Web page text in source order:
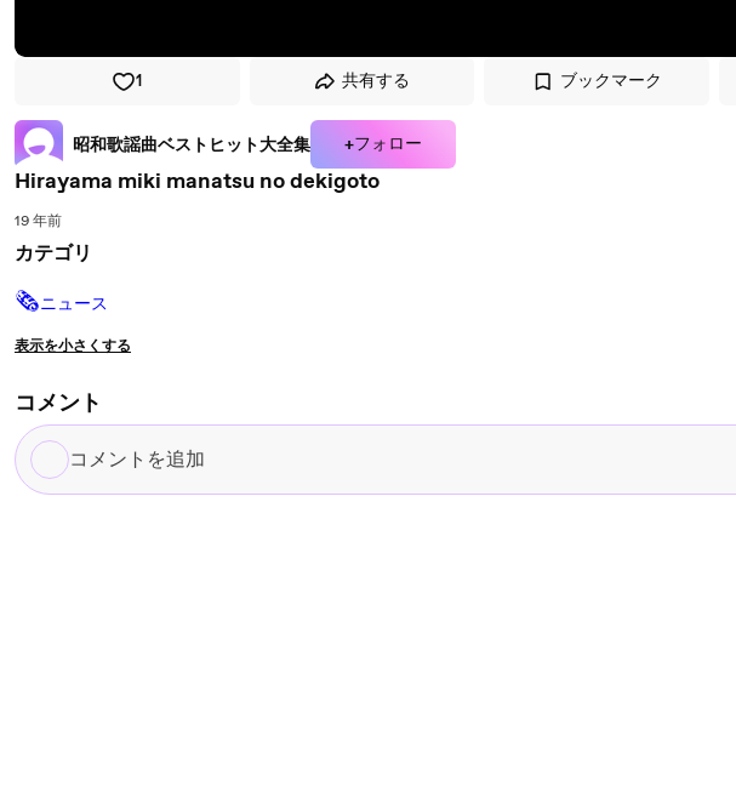
1 共有する ブックマーク
昭和歌謡曲ベストヒット大全集 +フォロー
Hirayama miki manatsu no dekigoto
19 年前
カテゴリ
🗞ニュース
表示を小さくする
コメント
コ
メ